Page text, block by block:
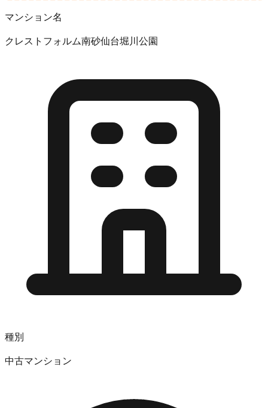
マンション名
クレストフォルム南砂仙台堀川公園
種別
中古マンション